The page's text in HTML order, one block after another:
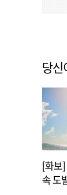
당
[화보
속 도